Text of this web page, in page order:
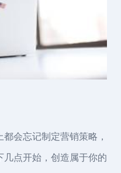
会忘记制定营销策略，
点开始，创造属于你的